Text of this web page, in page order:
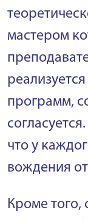
мастером
программ,
что у
вождения
Кроме того,